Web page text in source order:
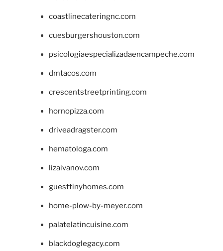
coastlinecateringnc.com
cuesburgershouston.com
psicologiaespecializadaencampeche.com
dmtacos.com
crescentstreetprinting.com
hornopizza.com
driveadragster.com
hematologa.com
lizaivanov.com
guesttinyhomes.com
home-plow-by-meyer.com
palatelatincuisine.com
blackdoglegacy.com